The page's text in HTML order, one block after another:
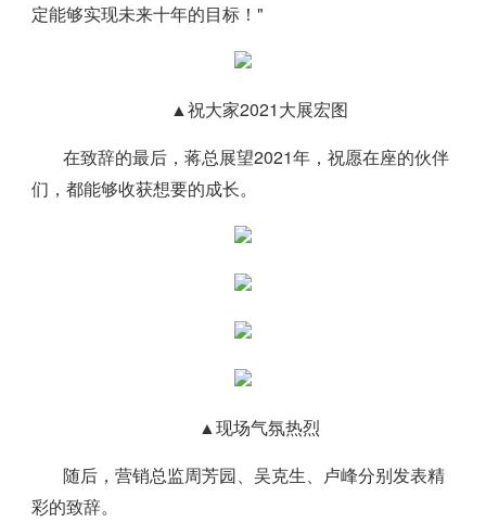
定能够实现未来十年的目标！"
▲祝大家2021大展宏图
在致辞的最后，蒋总展望2021年，祝愿在座的伙伴
们，都能够收获想要的成长。
▲现场气氛热烈
随后，营销总监周芳园、吴克生、卢峰分别发表精
彩的致辞。